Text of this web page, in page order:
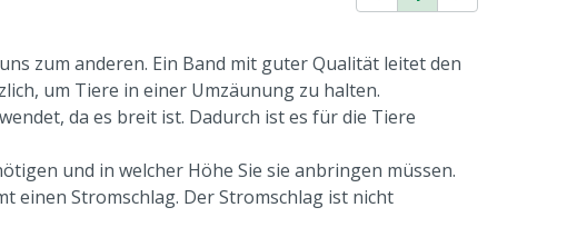
zum anderen. Ein Band mit guter Qualität leitet den
um Tiere in einer Umzäunung zu halten.
da es breit ist. Dadurch ist es für die Tiere
und in welcher Höhe Sie sie anbringen müssen.
einen Stromschlag. Der Stromschlag ist nicht